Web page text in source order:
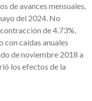
de avances mensuales,
del 2024. No
de 4.73%,
con caídas anuales
de noviembre 2018 a
los efectos de la